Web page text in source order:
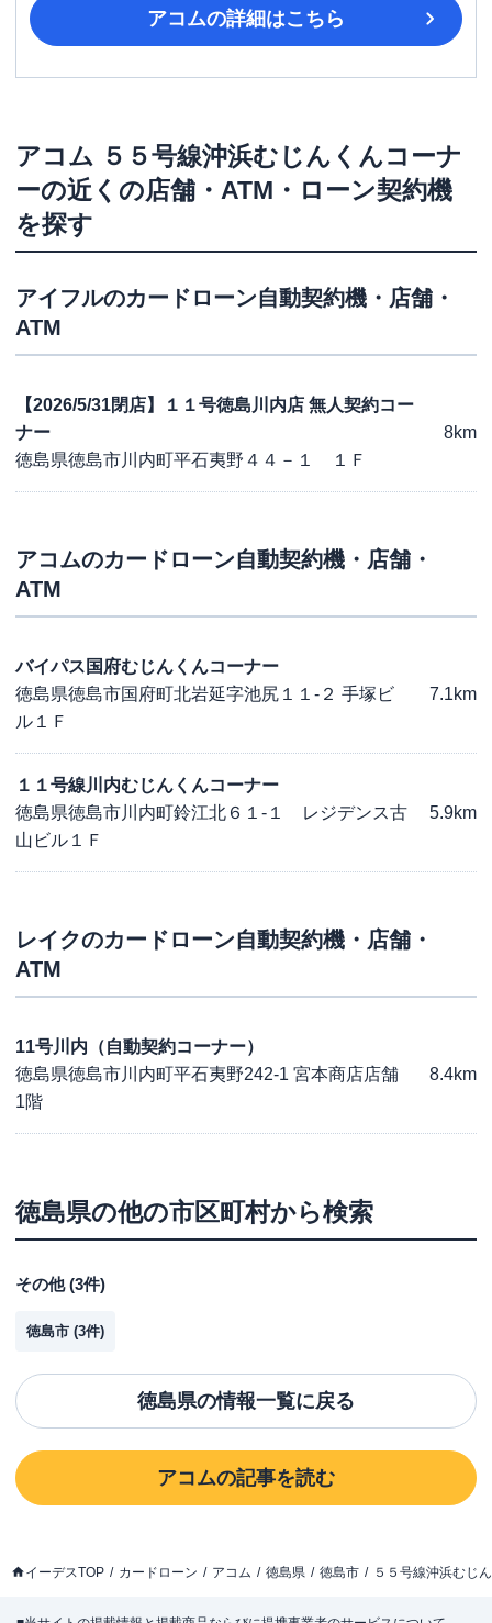
アコムの詳細はこちら
アコム ５５号線沖浜むじんくんコーナ
ーの近くの店舗・ATM・ローン契約機
を探す
アイフルのカードローン自動契約機・店舗・
ATM
【2026/5/31閉店】１１号徳島川内店 無人契約コー
ナー
徳島県徳島市川内町平石夷野４４－１ １Ｆ
8km
アコムのカードローン自動契約機・店舗・
ATM
バイパス国府むじんくんコーナー
徳島県徳島市国府町北岩延字池尻１１-２ 手塚ビ
ル１Ｆ
7.1km
１１号線川内むじんくんコーナー
徳島県徳島市川内町鈴江北６１-１ レジデンス古
山ビル１Ｆ
5.9km
レイクのカードローン自動契約機・店舗・
ATM
11号川内（自動契約コーナー）
徳島県徳島市川内町平石夷野242-1 宮本商店店舗
1階
8.4km
徳島県の他の市区町村から検索
その他(3件)
徳島市 (3件)
徳島県の情報一覧に戻る
アコムの記事を読む
イーデスTOP カードローン アコム 徳島県 徳島市 ５５号線沖浜むじ